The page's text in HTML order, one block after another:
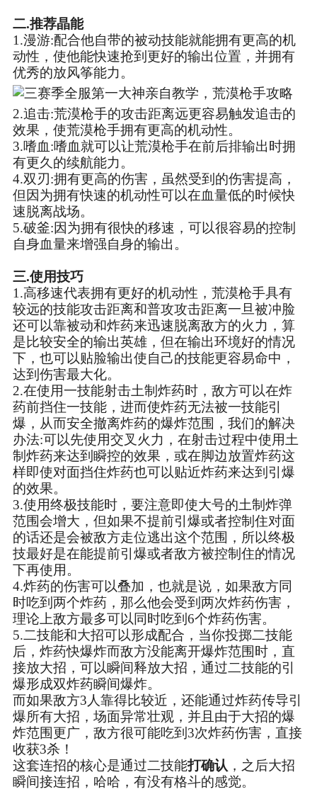
二.推荐晶能
1.漫游:配合他自带的被动技能就能拥有更高的机
动性，使他能快速抢到更好的输出位置，并拥有
优秀的放风筝能力。
2.追击:荒漠枪手的攻击距离远更容易触发追击的
效果，使荒漠枪手拥有更高的机动性。
3.嗜血:嗜血就可以让荒漠枪手在前后排输出时拥
有更久的续航能力。
4.双刃:拥有更高的伤害，虽然受到的伤害提高，
但因为拥有快速的机动性可以在血量低的时候快
速脱离战场。
5.破釜:因为拥有很快的移速，可以很容易的控制
自身血量来增强自身的输出。
三.使用技巧
1.高移速代表拥有更好的机动性，荒漠枪手具有
较远的技能攻击距离和普攻攻击距离一旦被冲脸
还可以靠被动和炸药来迅速脱离敌方的火力，算
是比较安全的输出英雄，但在输出环境好的情况
下，也可以贴脸输出使自己的技能更容易命中，
达到伤害最大化。
2.在使用一技能射击土制炸药时，敌方可以在炸
药前挡住一技能，进而使炸药无法被一技能引
爆，从而安全撤离炸药的爆炸范围，我们的解决
办法:可以先使用交叉火力，在射击过程中使用土
制炸药来达到瞬控的效果，或在脚边放置炸药这
样即使对面挡住炸药也可以贴近炸药来达到引爆
的效果。
3.使用终极技能时，要注意即使大号的土制炸弹
范围会增大，但如果不提前引爆或者控制住对面
的话还是会被敌方走位逃出这个范围，所以终极
技最好是在能提前引爆或者敌方被控制住的情况
下再使用。
4.炸药的伤害可以叠加，也就是说，如果敌方同
时吃到两个炸药，那么他会受到两次炸药伤害，
理论上敌方最多可以同时吃到6个炸药伤害。
5.二技能和大招可以形成配合，当你投掷二技能
后，炸药快爆炸而敌方没能离开爆炸范围时，直
接放大招，可以瞬间释放大招，通过二技能的引
爆形成双炸药瞬间爆炸。
而如果敌方3人靠得比较近，还能通过炸药传导引
爆所有大招，场面异常壮观，并且由于大招的爆
炸范围更广，敌方很可能吃到3次炸药伤害，直接
收获3杀！
这套连招的核心是通过二技能打确认 ，之后大招
瞬间接连招，哈哈，有没有格斗的感觉。